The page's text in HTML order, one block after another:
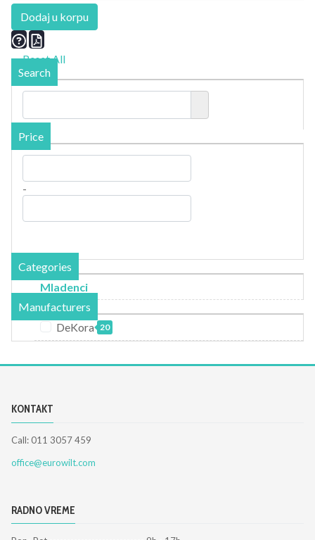
Dodaj u korpu
Reset All
Search
Price
-
Categories
Mladenci
Manufacturers
DeKora 20
KONTAKT
Call: 011 3057 459
office@eurowilt.com
RADNO VREME